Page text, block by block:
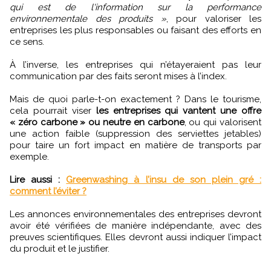
qui est de l'information sur la performance
environnementale des produits », pour valoriser les
entreprises les plus responsables ou faisant des efforts en
ce sens.
À l’inverse, les entreprises qui n’étayeraient pas leur
communication par des faits seront mises à l’index.
Mais de quoi parle-t-on exactement ? Dans le tourisme,
cela pourrait viser les entreprises qui vantent une offre
« zéro carbone » ou neutre en carbone, ou qui valorisent
une action faible (suppression des serviettes jetables)
pour taire un fort impact en matière de transports par
exemple.
Lire aussi :
Greenwashing à l’insu de son plein gré :
comment l’éviter ?
Les annonces environnementales des entreprises devront
avoir été vérifiées de manière indépendante, avec des
preuves scientifiques. Elles devront aussi indiquer l’impact
du produit et le justifier.